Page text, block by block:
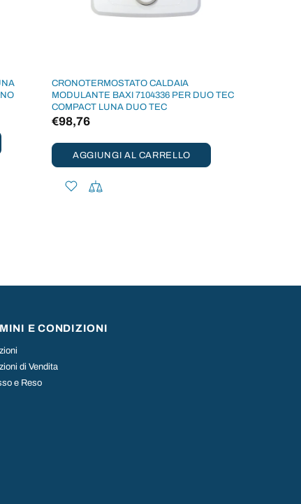
CRONOTERMOSTATO CALDAIA
MODULANTE BAXI 7104336 PER DUO TEC
COMPACT LUNA DUO TEC
€98,76
AGGIUNGI AL CARRELLO
E CONDIZIONI
di Vendita
e Reso